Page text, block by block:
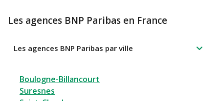
Les agences BNP Paribas en France
Les agences BNP Paribas par ville
Boulogne-Billancourt
Suresnes